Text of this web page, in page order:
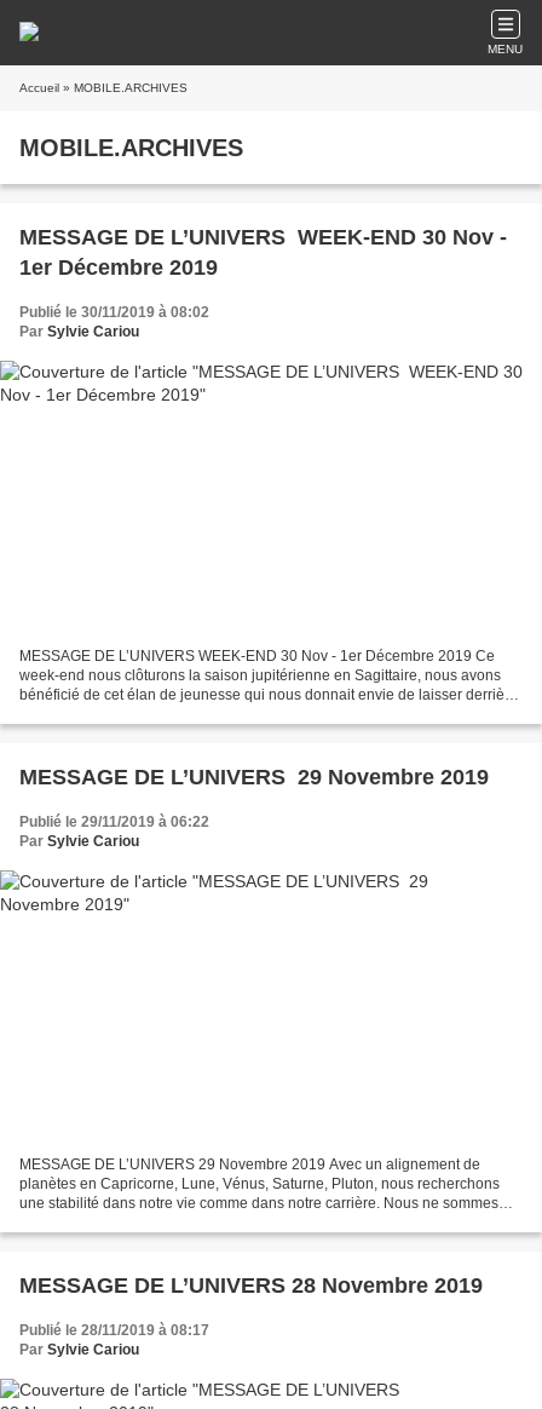
MENU
Accueil » MOBILE.ARCHIVES
MOBILE.ARCHIVES
MESSAGE DE L’UNIVERS WEEK-END 30 Nov -
1er Décembre 2019
Publié le 30/11/2019 à 08:02
Par Sylvie Cariou
MESSAGE DE L’UNIVERS WEEK-END 30 Nov - 1er Décembre 2019 Ce
week-end nous clôturons la saison jupitérienne en Sagittaire, nous avons
bénéficié de cet élan de jeunesse qui nous donnait envie de laisser derrière
MESSAGE DE L’UNIVERS 29 Novembre 2019
Publié le 29/11/2019 à 06:22
Par Sylvie Cariou
MESSAGE DE L’UNIVERS 29 Novembre 2019 Avec un alignement de
planètes en Capricorne, Lune, Vénus, Saturne, Pluton, nous recherchons
une stabilité dans notre vie comme dans notre carrière. Nous ne sommes
MESSAGE DE L’UNIVERS 28 Novembre 2019
Publié le 28/11/2019 à 08:17
Par Sylvie Cariou